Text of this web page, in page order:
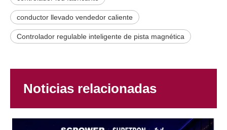
conductor llevado vendedor caliente
Controlador regulable inteligente de pista magnética
Noticias relacionadas